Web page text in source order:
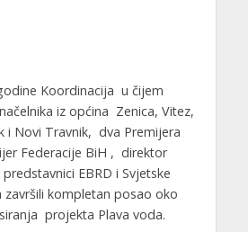
Koordinacija u čijem
iz općina Zenica, Vitez,
i Novi Travnik, dva Premijera
Federacije BiH , direktor
EBRD i Svjetske
završili kompletan posao oko
projekta Plava voda.